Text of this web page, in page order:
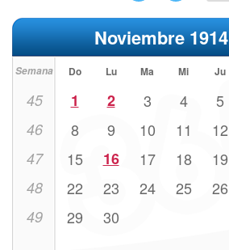
Noviembre 1914
Semana Do Lu Ma Mi Ju
45 1 2 3 4 5
46 8 9 10 11 12
47 15 16 17 18 19
48 22 23 24 25 26
49 29 30